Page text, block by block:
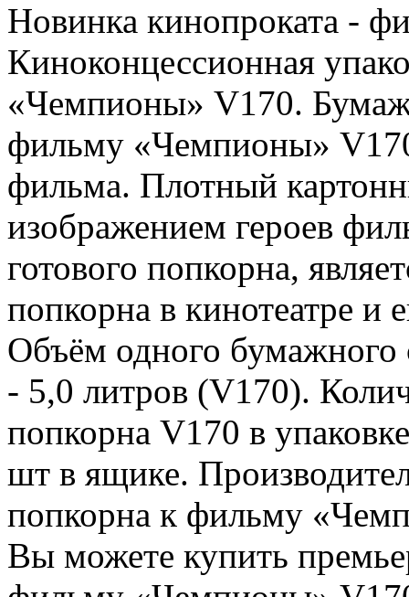
Новинка кинопроката -
Киноконцессионная
«Чемпионы» V170.
фильму «Чемпионы»
фильма. Плотный
изображением героев
готового попкорна,
попкорна в кинотеатре и
Объём одного
- 5,0 литров (V170).
попкорна V170 в
шт в ящике.
попкорна к фильму
Вы можете купить